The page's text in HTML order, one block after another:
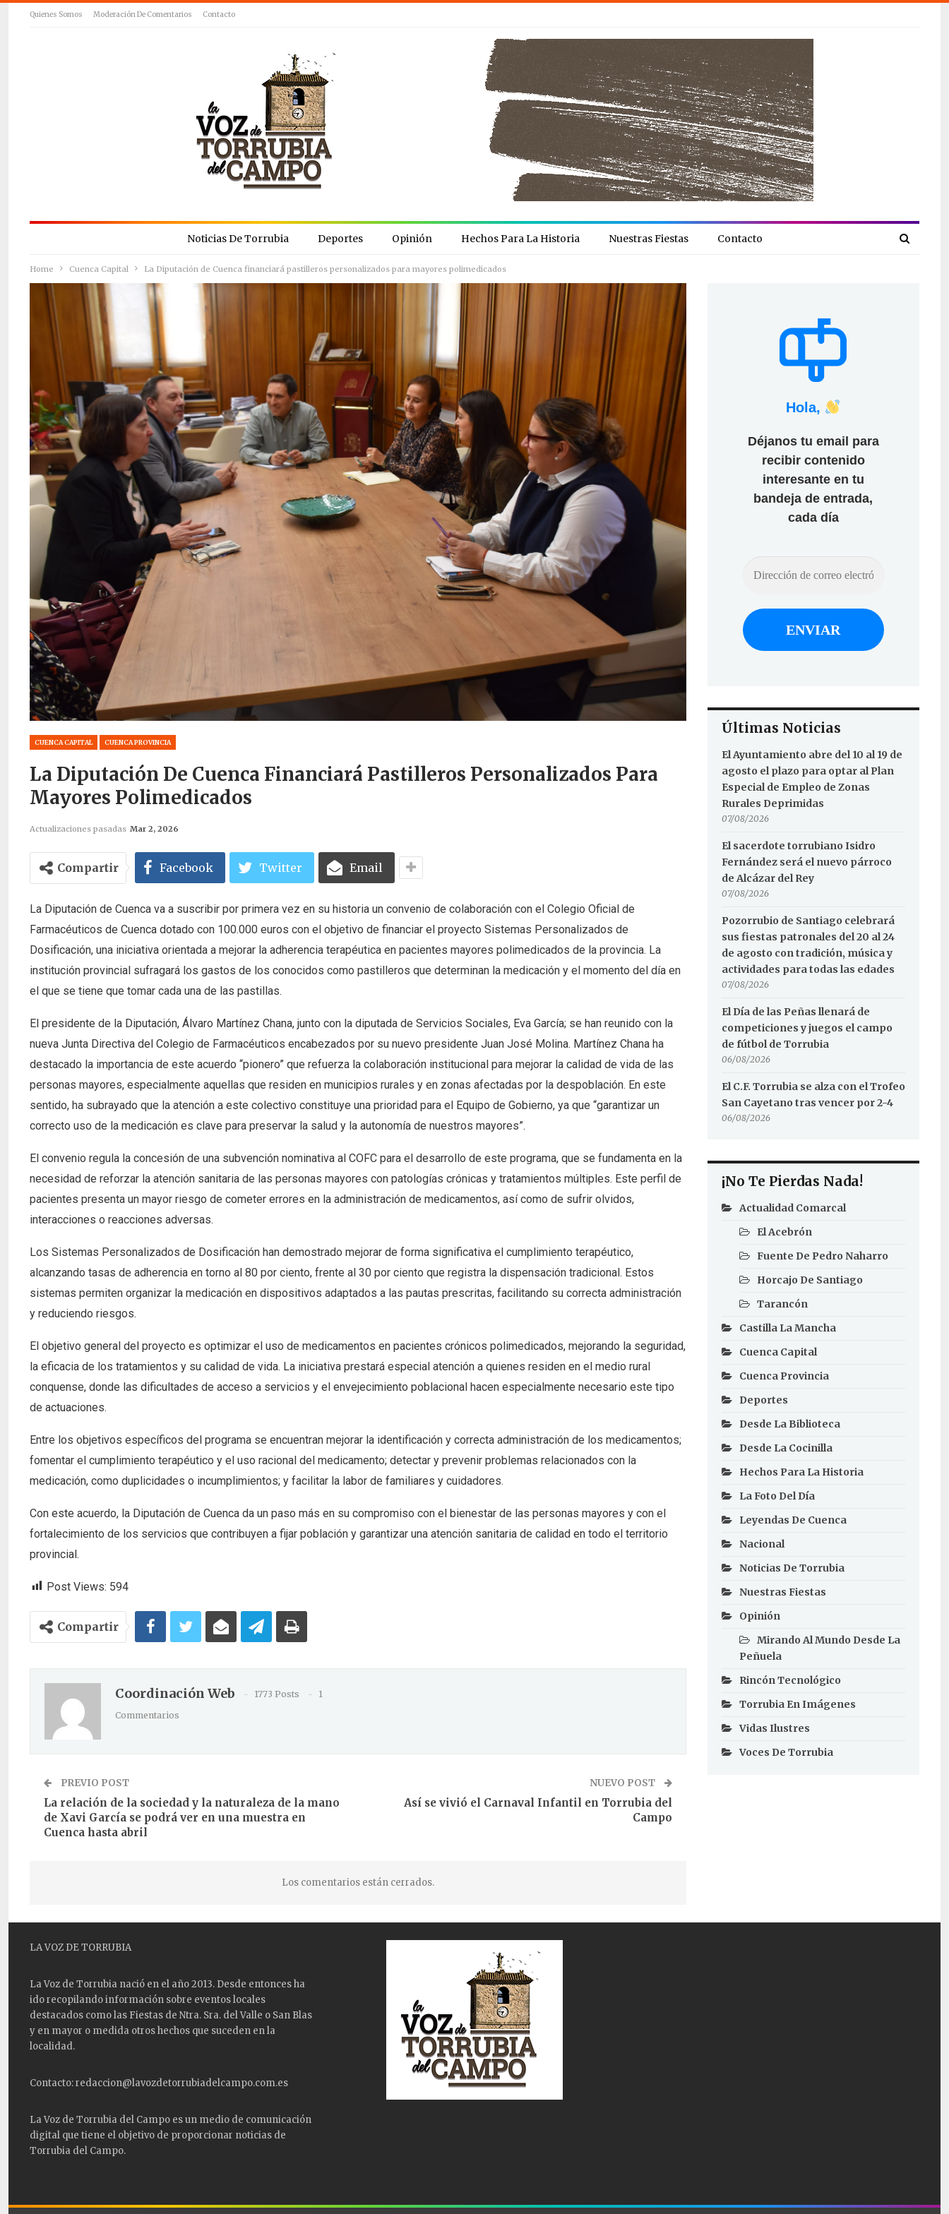
Quienes Somos Moderación De Comentarios Contacto
Noticias De Torrubia Deportes Opinión Hechos Para La Historia Nuestras Fiestas Contacto
Home Cuenca Capital La Diputación de Cuenca financiará pastilleros personalizados para mayores polimedicados
CUENCA CAPITAL CUENCA PROVINCIA
La Diputación De Cuenca Financiará Pastilleros Personalizados Para
Mayores Polimedicados
Actualizaciones pasadas Mar 2, 2026
Compartir Facebook Twitter Email
La Diputación de Cuenca va a suscribir por primera vez en su historia un convenio de colaboración con el Colegio Oficial de
Farmacéuticos de Cuenca dotado con 100.000 euros con el objetivo de financiar el proyecto Sistemas Personalizados de
Dosificación, una iniciativa orientada a mejorar la adherencia terapéutica en pacientes mayores polimedicados de la provincia. La
institución provincial sufragará los gastos de los conocidos como pastilleros que determinan la medicación y el momento del día en
el que se tiene que tomar cada una de las pastillas.
El presidente de la Diputación, Álvaro Martínez Chana, junto con la diputada de Servicios Sociales, Eva García; se han reunido con la
nueva Junta Directiva del Colegio de Farmacéuticos encabezados por su nuevo presidente Juan José Molina. Martínez Chana ha
destacado la importancia de este acuerdo “pionero” que refuerza la colaboración institucional para mejorar la calidad de vida de las
personas mayores, especialmente aquellas que residen en municipios rurales y en zonas afectadas por la despoblación. En este
sentido, ha subrayado que la atención a este colectivo constituye una prioridad para el Equipo de Gobierno, ya que “garantizar un
correcto uso de la medicación es clave para preservar la salud y la autonomía de nuestros mayores”.
El convenio regula la concesión de una subvención nominativa al COFC para el desarrollo de este programa, que se fundamenta en la
necesidad de reforzar la atención sanitaria de las personas mayores con patologías crónicas y tratamientos múltiples. Este perfil de
pacientes presenta un mayor riesgo de cometer errores en la administración de medicamentos, así como de sufrir olvidos,
interacciones o reacciones adversas.
Los Sistemas Personalizados de Dosificación han demostrado mejorar de forma significativa el cumplimiento terapéutico,
alcanzando tasas de adherencia en torno al 80 por ciento, frente al 30 por ciento que registra la dispensación tradicional. Estos
sistemas permiten organizar la medicación en dispositivos adaptados a las pautas prescritas, facilitando su correcta administración
y reduciendo riesgos.
El objetivo general del proyecto es optimizar el uso de medicamentos en pacientes crónicos polimedicados, mejorando la seguridad,
la eficacia de los tratamientos y su calidad de vida. La iniciativa prestará especial atención a quienes residen en el medio rural
conquense, donde las dificultades de acceso a servicios y el envejecimiento poblacional hacen especialmente necesario este tipo
de actuaciones.
Entre los objetivos específicos del programa se encuentran mejorar la identificación y correcta administración de los medicamentos;
fomentar el cumplimiento terapéutico y el uso racional del medicamento; detectar y prevenir problemas relacionados con la
medicación, como duplicidades o incumplimientos; y facilitar la labor de familiares y cuidadores.
Con este acuerdo, la Diputación de Cuenca da un paso más en su compromiso con el bienestar de las personas mayores y con el
fortalecimiento de los servicios que contribuyen a fijar población y garantizar una atención sanitaria de calidad en todo el territorio
provincial.
Post Views: 594
Compartir
Coordinación Web 1773 Posts
1
Commentarios
PREVIO POST
La relación de la sociedad y la naturaleza de la mano
de Xavi García se podrá ver en una muestra en
Cuenca hasta abril
NUEVO POST
Así se vivió el Carnaval Infantil en Torrubia del
Campo
Los comentarios están cerrados.
Hola,
Déjanos tu email para
recibir contenido
interesante en tu
bandeja de entrada,
cada día
Últimas Noticias
El Ayuntamiento abre del 10 al 19 de
agosto el plazo para optar al Plan
Especial de Empleo de Zonas
Rurales Deprimidas
07/08/2026
El sacerdote torrubiano Isidro
Fernández será el nuevo párroco
de Alcázar del Rey
07/08/2026
Pozorrubio de Santiago celebrará
sus fiestas patronales del 20 al 24
de agosto con tradición, música y
actividades para todas las edades
07/08/2026
El Día de las Peñas llenará de
competiciones y juegos el campo
de fútbol de Torrubia
06/08/2026
El C.F. Torrubia se alza con el Trofeo
San Cayetano tras vencer por 2-4
06/08/2026
¡No Te Pierdas Nada!
Actualidad Comarcal
El Acebrón
Fuente De Pedro Naharro
Horcajo De Santiago
Tarancón
Castilla La Mancha
Cuenca Capital
Cuenca Provincia
Deportes
Desde La Biblioteca
Desde La Cocinilla
Hechos Para La Historia
La Foto Del Día
Leyendas De Cuenca
Nacional
Noticias De Torrubia
Nuestras Fiestas
Opinión
Mirando Al Mundo Desde La
Peñuela
Rincón Tecnológico
Torrubia En Imágenes
Vidas Ilustres
Voces De Torrubia
LA VOZ DE TORRUBIA
La Voz de Torrubia nació en el año 2013. Desde entonces ha
ido recopilando información sobre eventos locales
destacados como las Fiestas de Ntra. Sra. del Valle o San Blas
y en mayor o medida otros hechos que suceden en la
localidad.
Contacto: redaccion@lavozdetorrubiadelcampo.com.es
La Voz de Torrubia del Campo es un medio de comunicación
digital que tiene el objetivo de proporcionar noticias de
Torrubia del Campo.